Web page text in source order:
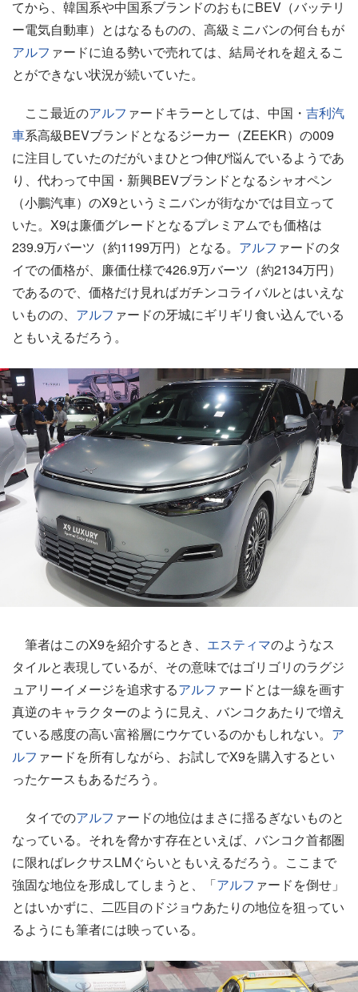
てから、韓国系や中国系ブランドのおもにBEV（バッテリ
ー電気自動車）とはなるものの、高級ミニバンの何台もが
アルフ ァードに迫る勢いで売れては、結局それを超えるこ
とができない状況が続いていた。
ここ最近のアルフ ァードキラーとしては、中国・ 吉利汽
車系高級BEVブランドとなるジーカー（ZEEKR）の009
に注目していたのだがいまひとつ伸び悩んでいるようであ
り、代わって中国・新興BEVブランドとなるシャオペン
（小鵬汽車）のX9というミニバンが街なかでは目立って
いた。X9は廉価グレードとなるプレミアムでも価格は
239.9万バーツ（約1199万円）となる。 アルフ ァードのタ
イでの価格が、廉価仕様で426.9万バーツ（約2134万円）
であるので、価格だけ見ればガチンコライバルとはいえな
いものの、 アルフ ァードの牙城にギリギリ食い込んでいる
ともいえるだろう。
筆者はこのX9を紹介するとき、 エスティマのようなス
タイルと表現しているが、その意味ではゴリゴリのラグジ
ュアリーイメージを追求するアルフ ァードとは一線を画す
真逆のキャラクターのように見え、バンコクあたりで増え
ている感度の高い富裕層にウケているのかもしれない。 ア
ルフ ァードを所有しながら、お試しでX9を購入するとい
ったケースもあるだろう。
タイでのアルフ ァードの地位はまさに揺るぎないものと
なっている。それを脅かす存在といえば、バンコク首都圏
に限ればレクサスLMぐらいともいえるだろう。ここまで
強固な地位を形成してしまうと、「アルフ ァードを倒せ」
とはいかずに、二匹目のドジョウあたりの地位を狙ってい
るようにも筆者には映っている。